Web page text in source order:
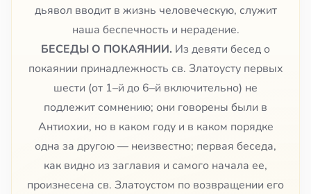
дьявол вводит в жизнь человеческую, служит
наша беспечность и нерадение.
БЕСЕДЫ О ПОКАЯНИИ. Из девяти бесед о
покаянии принадлежность св. Златоусту первых
шести (от 1–й до 6–й включительно) не
подлежит сомнению; они говорены были в
Антиохии, но в каком году и в каком порядке
одна за другою — неизвестно; первая беседа,
как видно из заглавия и самого начала ее,
произнесена св. Златоустом по возвращении его